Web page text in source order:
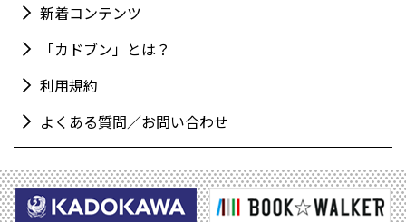
新着コンテンツ
「カドブン」とは？
利用規約
よくある質問／お問い合わせ